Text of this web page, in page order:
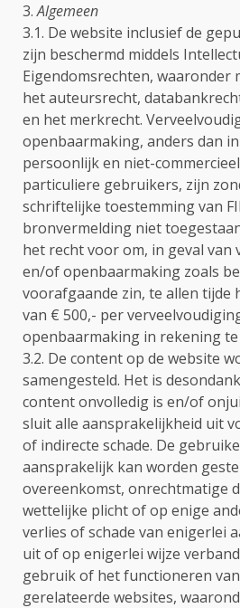
3.Algemeen
3.1. De website inclusief de
zijn beschermd middels
Eigendomsrechten,
het auteursrecht,
en het merkrecht.
openbaarmaking, anders dan
persoonlijk en niet-
particuliere gebruikers, zijn
schriftelijke toestemming van
bronvermelding niet
het recht voor om, in geval van
en/of openbaarmaking zoals
voorafgaande zin, te allen tijde
van € 500,- per
openbaarmaking in rekening
3.2. De content op de website
samengesteld. Het is
content onvolledig is en/of
sluit alle aansprakelijkheid uit
of indirecte schade. De
aansprakelijk kan worden
overeenkomst, onrechtmatige
wettelijke plicht of op enige
verlies of schade van enigerlei
uit of op enigerlei wijze
gebruik of het functioneren
gerelateerde websites,